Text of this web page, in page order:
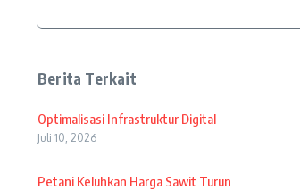
Berita Terkait
Optimalisasi Infrastruktur Digital
Juli 10, 2026
Petani Keluhkan Harga Sawit Turun